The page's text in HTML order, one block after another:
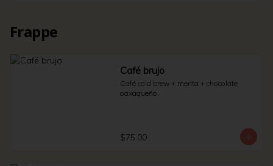
Frappe
Café brujo
Café cold brew + menta + chocolate
oaxaqueño.
$75.00